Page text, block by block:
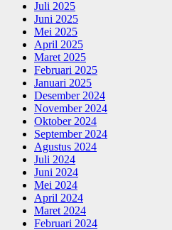
Juli 2025
Juni 2025
Mei 2025
April 2025
Maret 2025
Februari 2025
Januari 2025
Desember 2024
November 2024
Oktober 2024
September 2024
Agustus 2024
Juli 2024
Juni 2024
Mei 2024
April 2024
Maret 2024
Februari 2024